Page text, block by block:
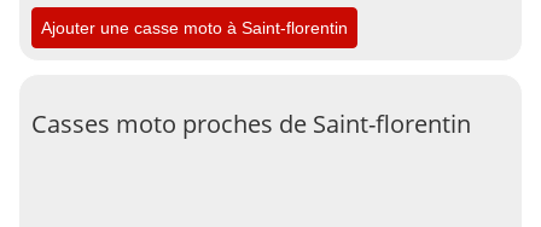
Ajouter une casse moto à Saint-florentin
Casses moto proches de Saint-florentin